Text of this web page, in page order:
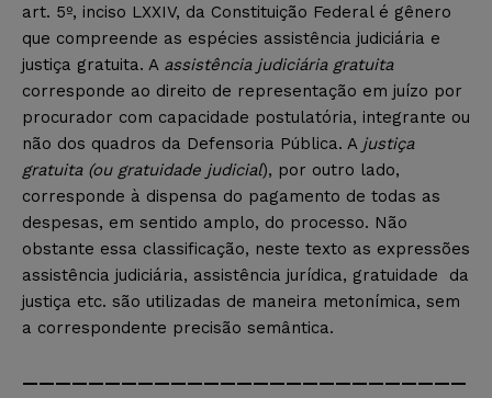
art. 5º, inciso LXXIV, da Constituição Federal é gênero
que compreende as espécies assistência judiciária e
justiça gratuita. A assistência judiciária gratuita
corresponde ao direito de representação em juízo por
procurador com capacidade postulatória, integrante ou
não dos quadros da Defensoria Pública. A justiça
gratuita (ou gratuidade judicial), por outro lado,
corresponde à dispensa do pagamento de todas as
despesas, em sentido amplo, do processo. Não
obstante essa classificação, neste texto as expressões
assistência judiciária, assistência jurídica, gratuidade da
justiça etc. são utilizadas de maneira metonímica, sem
a correspondente precisão semântica.
———————————————————————————